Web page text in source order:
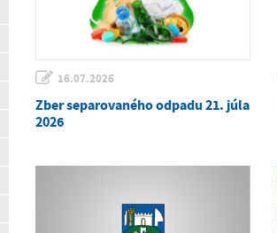
16.07.2026
Zber separovaného odpadu 21. júla
2026